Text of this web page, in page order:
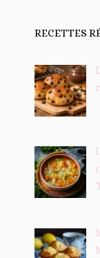
RECETTES